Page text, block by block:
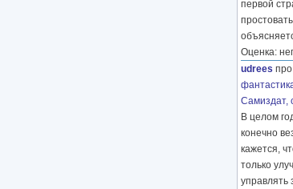
первой
Оценка:
udrees про
Самиздат,
В целом
конечно
кажется,
только
управлять